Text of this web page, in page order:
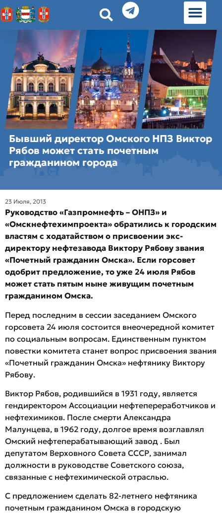
Бывший директор Омского НПЗ Виктор
Рябов может стать почетным
гражданином города
23 Июля, 2013
Руководство «Газпромнефть – ОНПЗ» и
«Омскнефтехимпроекта» обратились к городским
властям с ходатайством о присвоении экс-
директору нефтезавода Виктору Рябову звания
«Почетный гражданин Омска». Если горсовет
одобрит предложение, то уже 24 июля Рябов
может стать пятым ныне живущим почетным
гражданином Омска.
Перед последним в сессии заседанием Омского
горсовета 24 июля состоится внеочередной комитет
по социальным вопросам. Единственным пунктом
повестки комитета станет вопрос присвоения звания
«Почетный гражданин Омска» нефтянику Виктору
Рябову.
Виктор Рябов, родившийся в 1931 году, является
гендиректором Ассоциации нефтепереработчиков и
нефтехимиков. После смерти Александра
Малунцева, в 1962 году, долгое время возглавлял
Омский нефтеперабатывающий завод . Был
депутатом Верховного Совета СССР, занимал
должности в руководстве Советского союза,
связанные с нефтехимической отраслью.
С предложением сделать 82-летнего нефтяника
почетным гражданином Омска в городскую